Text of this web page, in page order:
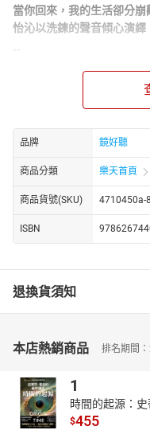
當你回來，我的生活卻分崩
怡沁以洗鍊的聲音傾心演繹
一部跨時代的人性寓言，
全新譯
40多種語言版
圖書獎、歐洲文化獎、莫
納沙泰爾學院獎、法國圖書
我迷失了方向，一直在等你
但消失的你，卻永遠活在
「親愛的兄弟，你在等我嗎
「不，我只是在守護永恆的
一棵樹能活多長？一隻鳥
所知，但我永遠記得你――
當時的我們只是孩子，對
飢餓、不懂死亡、不畏恐懼
每天都在眼淚中甦醒。我
的美好書寫下來，因為唯
真實。
品牌 鏡好聽
商品分類 樂天首頁
商品貨號(SKU) 4710450a-
ISBN
退換貨須知
本店熱銷商品 排名期間
1
時間的起源：
$455